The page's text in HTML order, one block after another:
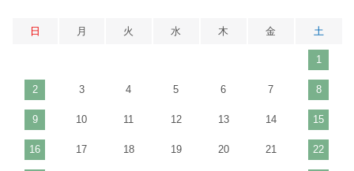
日 月 火 水 木 金 土
1
2 3 4 5 6 7 8
9 10 11 12 13 14 15
16 17 18 19 20 21 22